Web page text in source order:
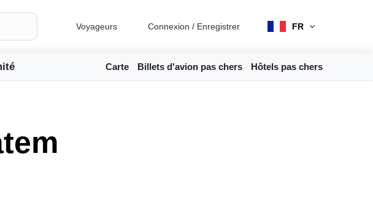
Voyageurs Connexion / Enregistrer FR
Carte Billets d'avion pas chers Hôtels pas chers